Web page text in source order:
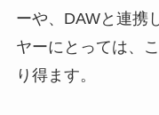
ーや、DAWと連携
ヤーにとっては、
り得ます。